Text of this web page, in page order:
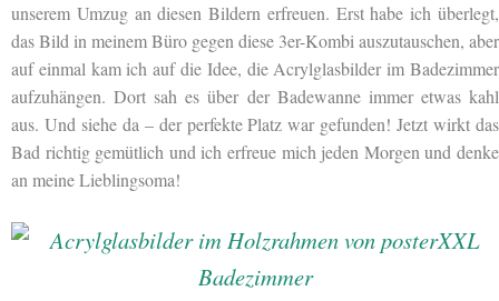
unserem Umzug an diesen Bildern erfreuen. Erst habe ich überlegt,
das Bild in meinem Büro gegen diese 3er-Kombi auszutauschen, aber
auf einmal kam ich auf die Idee, die Acrylglasbilder im Badezimmer
aufzuhängen. Dort sah es über der Badewanne immer etwas kahl
aus. Und siehe da – der perfekte Platz war gefunden! Jetzt wirkt das
Bad richtig gemütlich und ich erfreue mich jeden Morgen und denke
an meine Lieblingsoma!